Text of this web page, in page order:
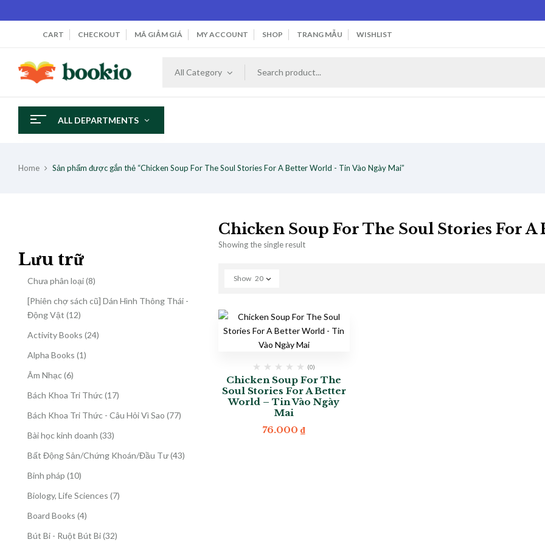
CART CHECKOUT MÃ GIẢM GIÁ MY ACCOUNT SHOP TRANG MẪU WISHLIST
All Category
ALL DEPARTMENTS
Home Sản phẩm được gắn thẻ “Chicken Soup For The Soul Stories For A Better World - Tin Vào Ngày Mai”
Lưu trữ
Chưa phân loại 88
phẩm
[Phiên chợ sách cũ] Dán Hình Thông Thái -
Động Vật 1212
phẩm
Activity Books 2424
Alpha Books 11
Âm Nhạc 66
Bách Khoa Tri Thức 1717
Bách Khoa Tri Thức - Câu Hỏi Vì Sao 7777
Bài học kinh doanh 3333
Bất Động Sản/Chứng Khoán/Đầu Tư 4343
Binh pháp 1010
Biology, Life Sciences 77
Board Books 44
phẩm
Bút Bi - Ruột Bút Bi 3232
Chicken Soup For The Soul Stories For
Showing the single result
Show 20
(0)
Chicken Soup For The
Soul Stories For A Better
World – Tin Vào Ngày
Mai
76.000 ₫